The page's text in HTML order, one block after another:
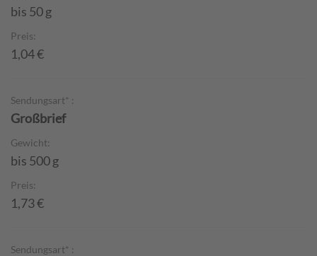
bis 50 g
Preis:
1,04 €
Sendungsart* :
Großbrief
Gewicht:
bis 500 g
Preis:
1,73 €
Sendungsart* :